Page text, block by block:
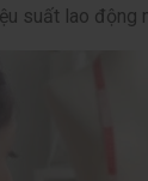
suất lao